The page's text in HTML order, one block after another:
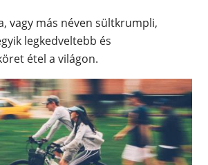
vagy más néven sültkrumpli,
legkedveltebb és
étel a világon.